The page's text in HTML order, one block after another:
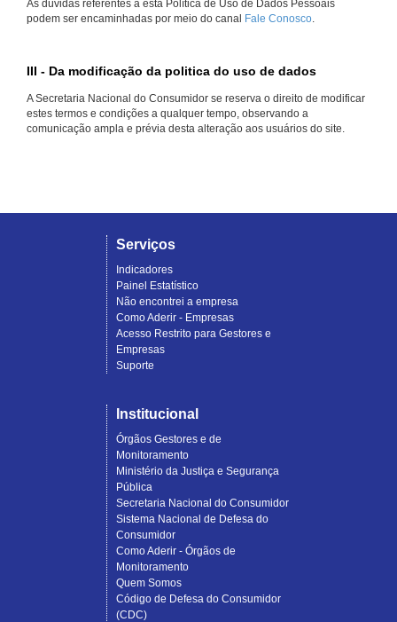
As dúvidas referentes a esta Política de Uso de Dados Pessoais
podem ser encaminhadas por meio do canal Fale Conosco.
III - Da modificação da politica do uso de dados
A Secretaria Nacional do Consumidor se reserva o direito de modificar
estes termos e condições a qualquer tempo, observando a
comunicação ampla e prévia desta alteração aos usuários do site.
Serviços
Indicadores
Painel Estatístico
Não encontrei a empresa
Como Aderir - Empresas
Acesso Restrito para Gestores e
Empresas
Suporte
Institucional
Órgãos Gestores e de
Monitoramento
Ministério da Justiça e Segurança
Pública
Secretaria Nacional do Consumidor
Sistema Nacional de Defesa do
Consumidor
Como Aderir - Órgãos de
Monitoramento
Quem Somos
Código de Defesa do Consumidor
(CDC)